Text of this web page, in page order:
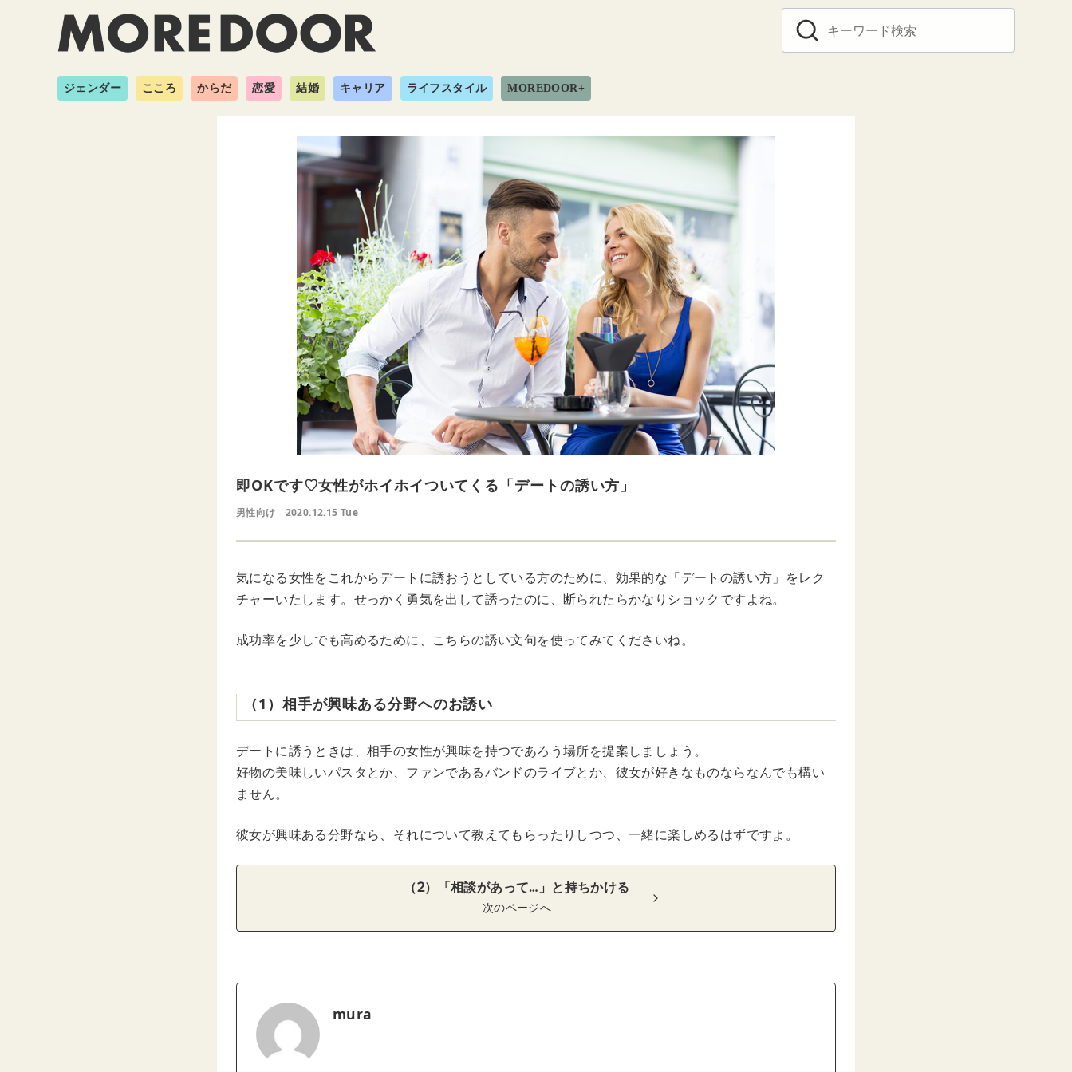
ジェンダー こころ からだ 恋愛 結婚 キャリア ライフスタイル MOREDOOR+
即OKです♡女性がホイホイついてくる「デートの誘い方」
男性向け 2020.12.15 Tue
気になる女性をこれからデートに誘おうとしている方のために、効果的な「デートの誘い方」をレク
チャーいたします。せっかく勇気を出して誘ったのに、断られたらかなりショックですよね。
成功率を少しでも高めるために、こちらの誘い文句を使ってみてくださいね。
（1）相手が興味ある分野へのお誘い
デートに誘うときは、相手の女性が興味を持つであろう場所を提案しましょう。
好物の美味しいパスタとか、ファンであるバンドのライブとか、彼女が好きなものならなんでも構い
ません。
彼女が興味ある分野なら、それについて教えてもらったりしつつ、一緒に楽しめるはずですよ。
（2）「相談があって…」と持ちかける
次のページへ
mura